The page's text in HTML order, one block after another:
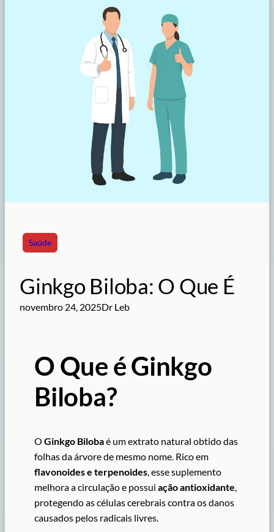
Saúde
Ginkgo Biloba: O Que É
novembro 24, 2025Dr Leb
O Que é Ginkgo
Biloba?
O Ginkgo Bilobaé um extrato natural obtido das
folhas da árvore de mesmo nome. Rico em
flavonoides e terpenoides , esse suplemento
melhora a circulação e possui ação antioxidante
protegendo as células cerebrais contra os danos
causados pelos radicais livres.